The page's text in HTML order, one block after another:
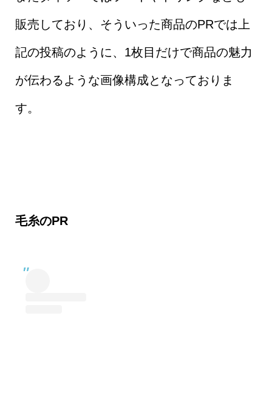
販売しており、そういった商品のPRでは上
記の投稿のように、1枚目だけで商品の魅力
が伝わるような画像構成となっておりま
す。
毛糸のPR